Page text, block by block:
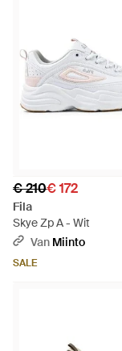
€ 210€ 172
Fila
Skye Zp A - Wit
Van Miinto
SALE